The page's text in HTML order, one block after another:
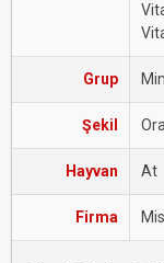
Grup
Şekil
Hayvan At
Firma